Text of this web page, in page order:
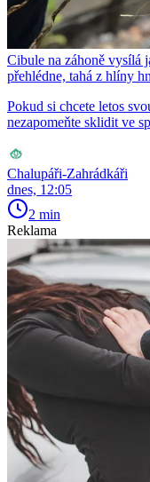
Cibule na záhoně vysílá
přehlédne, tahá z hlíny
Pokud si chcete letos
nezapomeňte sklidit ve
Chalupáři-Zahrádkáři
dnes, 12:05
2 min
Reklama